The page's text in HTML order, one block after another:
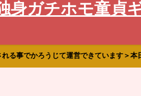
身ガチホモ童貞
る事でかろうじて運営できています＞